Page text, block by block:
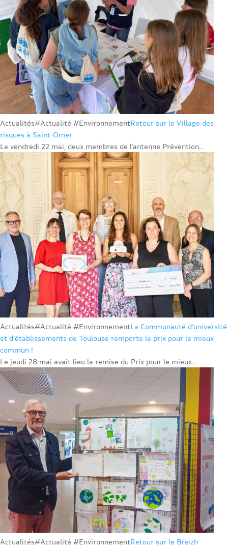
Actualités#Actualité #EnvironnementRetour sur le Village des
risques à Saint-Omer
Le vendredi 22 mai, deux membres de l’antenne Prévention...
Actualités#Actualité #EnvironnementLa Communauté d’université
et d’établissements de Toulouse remporte le prix pour le mieux
commun !
Le jeudi 28 mai avait lieu la remise du Prix pour le mieux...
Actualités#Actualité #EnvironnementRetour sur le Breizh